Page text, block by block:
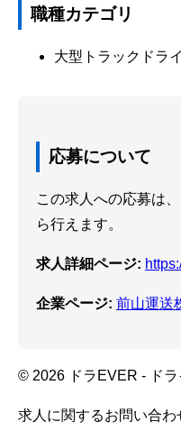
職種カテゴリ
大型トラックドラ
応募について
この求人への応募は
ら行えます。
求人詳細ページ:
企業ページ: 前山運送
© 2026 ドラEVER - ドラ
求人に関するお問い合わ